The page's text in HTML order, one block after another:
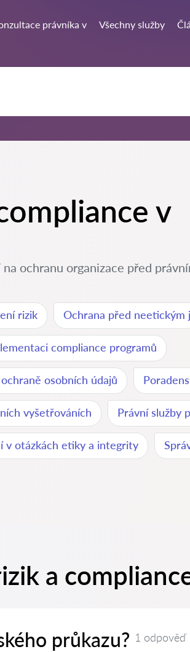
právníka v Všechny služby
v
ochranu organizace před
rizik Ochrana před neetickým
compliance programů
osobních údajů
vyšetřováních Právní služby
v otázkách etiky a integrity
a
průkazu? 1 odpověď